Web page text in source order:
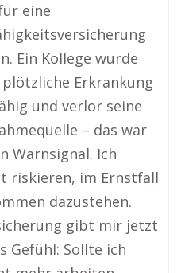
eine
Ein Kollege wurde
Erkrankung
und verlor seine
– das war
Warnsignal. Ich
riskieren, im Ernstfall
dazustehen.
gibt mir jetzt
Gefühl: Sollte ich